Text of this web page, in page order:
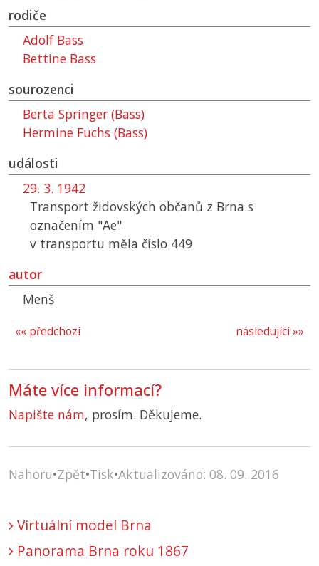
rodiče
Adolf Bass
Bettine Bass
sourozenci
Berta Springer (Bass)
Hermine Fuchs (Bass)
události
29. 3. 1942
Transport židovských občanů z Brna s
označením "Ae"
v transportu měla číslo 449
autor
Menš
následující »»
«« předchozí
Máte více informací?
Napište nám, prosím. Děkujeme.
Nahoru•Zpět•Tisk•Aktualizováno: 08. 09. 2016
Virtuální model Brna
Panorama Brna roku 1867